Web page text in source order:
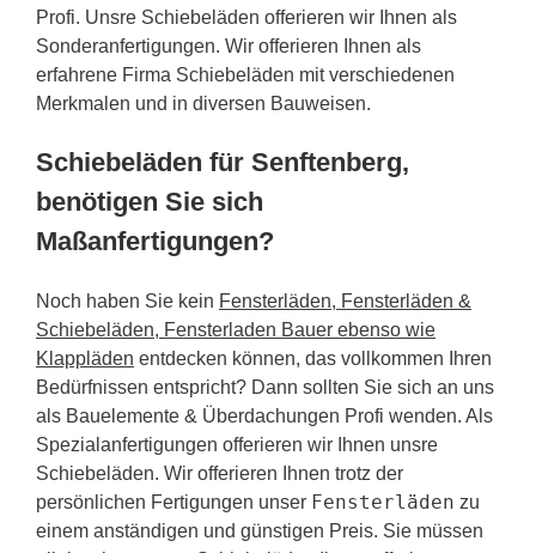
Profi. Unsre Schiebeläden offerieren wir Ihnen als
Sonderanfertigungen. Wir offerieren Ihnen als
erfahrene Firma Schiebeläden mit verschiedenen
Merkmalen und in diversen Bauweisen.
Schiebeläden für Senftenberg,
benötigen Sie sich
Maßanfertigungen?
Noch haben Sie kein Fensterläden, Fensterläden &
Schiebeläden, Fensterladen Bauer ebenso wie
Klappläden entdecken können, das vollkommen Ihren
Bedürfnissen entspricht? Dann sollten Sie sich an uns
als Bauelemente & Überdachungen Profi wenden. Als
Spezialanfertigungen offerieren wir Ihnen unsre
Schiebeläden. Wir offerieren Ihnen trotz der
persönlichen Fertigungen unser Fensterläden zu
einem anständigen und günstigen Preis. Sie müssen